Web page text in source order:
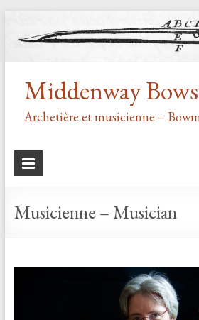
Middenway Bows
Archetière et musicienne –
Musicienne – Musician